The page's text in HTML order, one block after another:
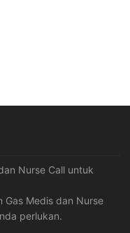
Nurse Call untuk
Gas Medis dan Nurse
perlukan.